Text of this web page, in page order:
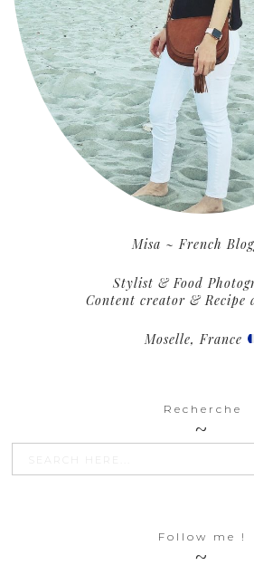
Misa ~ French
Stylist & Food
Content creator & Recipe
Moselle, France
Recherche
Search
Follow me !